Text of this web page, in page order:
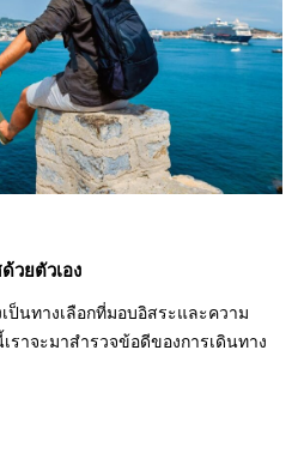
วยตัวเอง
ป็นทางเลือกที่มอบอิสระและความ
ราจะมาสำรวจข้อดีของการเดินทาง